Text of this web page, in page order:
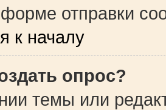
отправки
к началу
опрос?
темы или